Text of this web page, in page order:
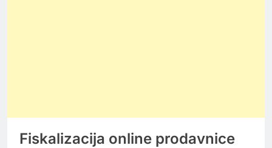
Fiskalizacija online prodavnice